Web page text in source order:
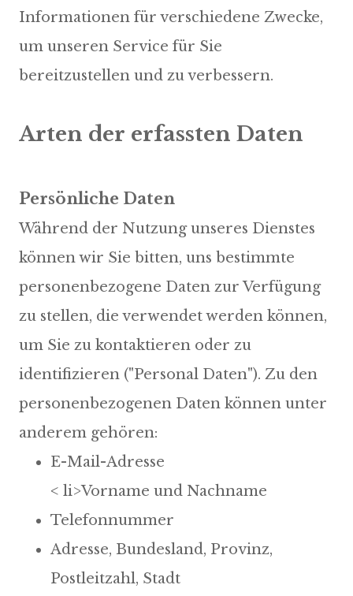
Informationen für verschiedene Zwecke,
um unseren Service für Sie
bereitzustellen und zu verbessern.
Arten der erfassten Daten
Persönliche Daten
Während der Nutzung unseres Dienstes
können wir Sie bitten, uns bestimmte
personenbezogene Daten zur Verfügung
zu stellen, die verwendet werden können,
um Sie zu kontaktieren oder zu
identifizieren ("Personal Daten"). Zu den
personenbezogenen Daten können unter
anderem gehören:
E-Mail-Adresse
< li>Vorname und Nachname
Telefonnummer
Adresse, Bundesland, Provinz,
Postleitzahl, Stadt